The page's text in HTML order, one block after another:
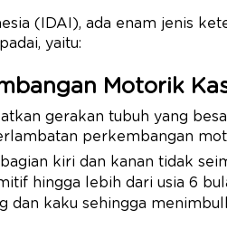
(IDAI), ada enam jenis
yaitu:
Motorik
gerakan tubuh yang
perkembangan
kiri dan kanan tidak
hingga lebih dari usia 6
dan kaku sehingga